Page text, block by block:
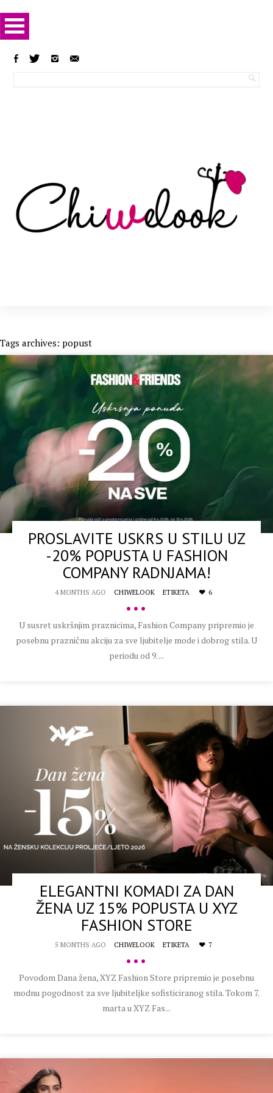
Tags archives: popust
PROSLAVITE USKRS U STILU UZ
-20% POPUSTA U FASHION
COMPANY RADNJAMA!
4 MONTHS AGO CHIWELOOK ETIKETA 6
•••
U susret uskršnjim praznicima, Fashion Company pripremio je
posebnu prazničnu akciju za sve ljubitelje mode i dobrog stila. U
periodu od 9. ...
ELEGANTNI KOMADI ZA DAN
ŽENA UZ 15% POPUSTA U XYZ
FASHION STORE
5 MONTHS AGO CHIWELOOK ETIKETA 7
•••
Povodom Dana žena, XYZ Fashion Store pripremio je posebnu
modnu pogodnost za sve ljubiteljke sofisticiranog stila. Tokom 7.
marta u XYZ Fas...